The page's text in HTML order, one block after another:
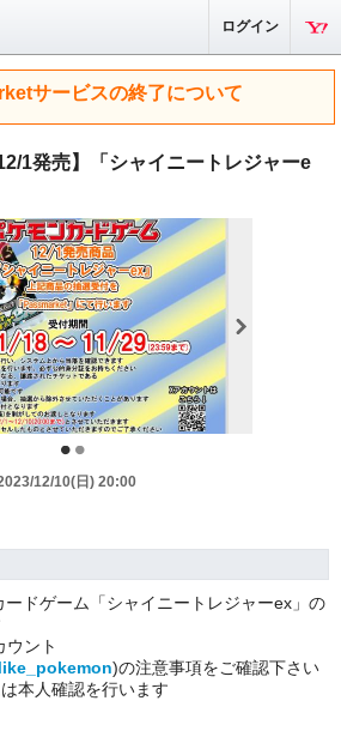
ログイン
サービスの終了について
1発売】「シャイニートレジャーe
12/10(日) 20:00
ドゲーム「シャイニートレジャーex」の
ウント
)の注意事項をご確認下さい
本人確認を行います